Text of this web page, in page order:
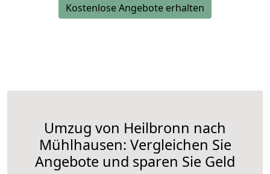
Kostenlose Angebote erhalten
Umzug von Heilbronn nach
Mühlhausen: Vergleichen Sie
Angebote und sparen Sie Geld